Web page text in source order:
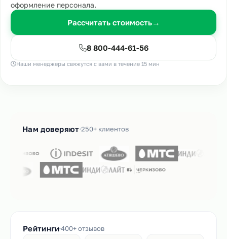
оформление персонала.
Рассчитать стоимость→
8 800-444-61-56
Наши менеджеры свяжутся с вами в течение 15 мин
Нам доверяют 250+ клиентов
Рейтинги400+ отзывов